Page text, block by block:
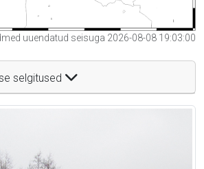
uuendatud seisuga 2026-08-08 19:03:00
selgitused